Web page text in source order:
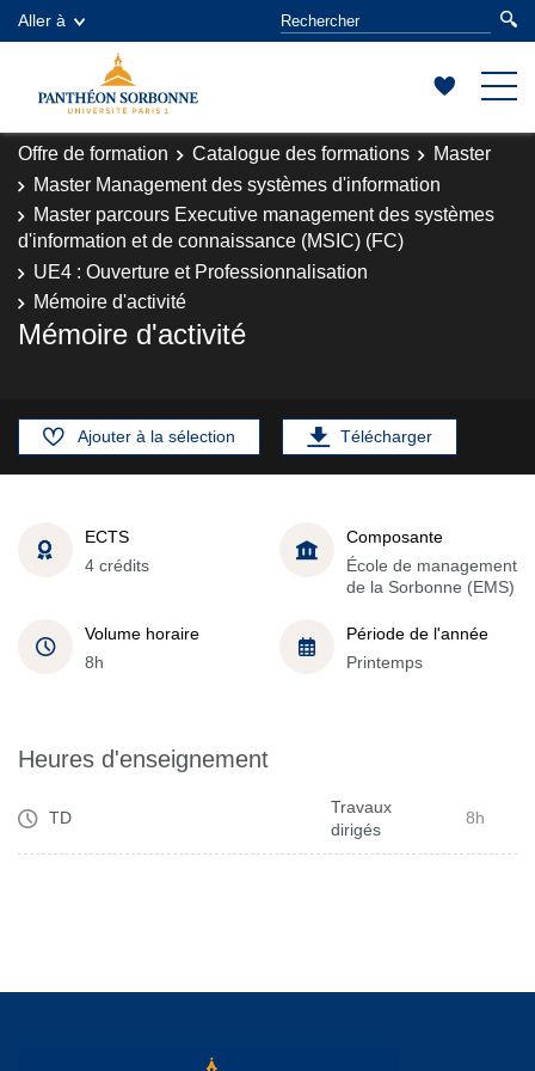
Aller à
Offre de formation Catalogue des formations
Master
Master Management des systèmes d'information
Master parcours Executive management des systèmes
d'information et de connaissance (MSIC) (FC)
UE4 : Ouverture et Professionnalisation
Mémoire d'activité
Mémoire d'activité
Ajouter à la sélection Télécharger
ECTS
4 crédits
Composante
École de management
de la Sorbonne (EMS)
Volume horaire
8h
Période de l'année
Printemps
Heures d'enseignement
TD
Travaux
dirigés
8h